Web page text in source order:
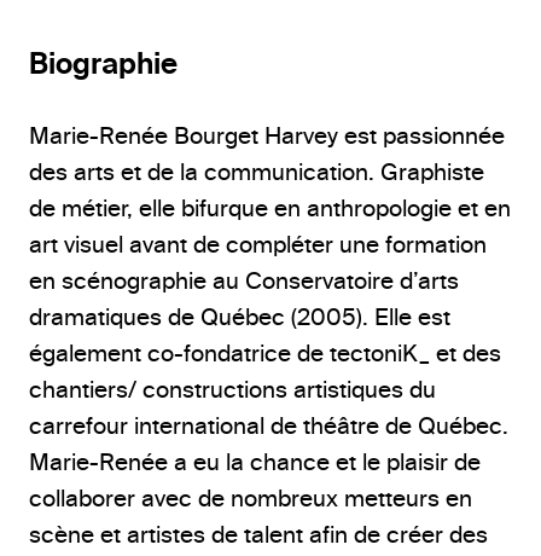
Biographie
Marie-Renée Bourget Harvey est passionnée
des arts et de la communication. Graphiste
de métier, elle bifurque en anthropologie et en
art visuel avant de compléter une formation
en scénographie au Conservatoire d’arts
dramatiques de Québec (2005). Elle est
également co-fondatrice de tectoniK_ et des
chantiers/ constructions artistiques du
carrefour international de théâtre de Québec.
Marie-Renée a eu la chance et le plaisir de
collaborer avec de nombreux metteurs en
scène et artistes de talent afin de créer des